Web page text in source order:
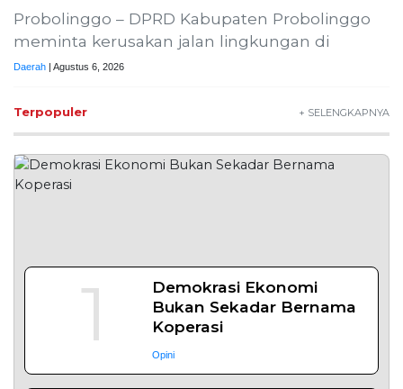
Probolinggo – DPRD Kabupaten Probolinggo
meminta kerusakan jalan lingkungan di
Daerah | Agustus 6, 2026
Terpopuler + SELENGKAPNYA
1
Demokrasi Ekonomi
Bukan Sekadar Bernama
Koperasi
Opini